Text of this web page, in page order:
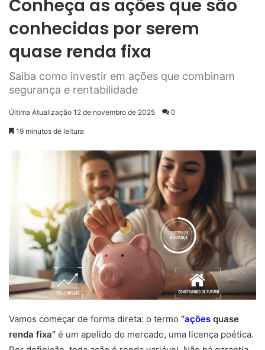
Conheça as ações que são
conhecidas por serem
quase renda fixa
Saiba como investir em ações que combinam
segurança e rentabilidade
Última Atualização 12 de novembro de 2025 0
19 minutos de leitura
Vamos começar de forma direta: o termo “ações quase
renda fixa” é um apelido do mercado, uma licença poética.